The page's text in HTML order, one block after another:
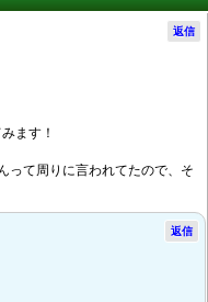
ます！
って周りに言われてたので、そ
返信
返信